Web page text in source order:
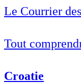
Le Courrier
Tout
Croatie